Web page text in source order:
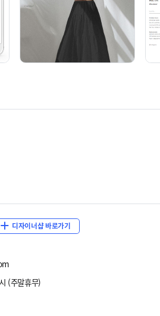
디자이너샵 바로가기
(주말휴무)